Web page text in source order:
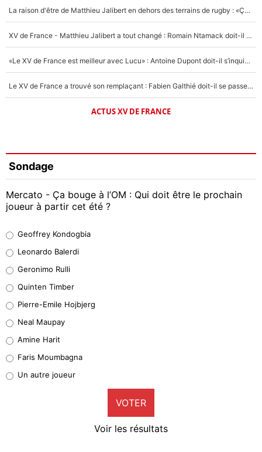
La raison d'être de Matthieu Jalibert en dehors des terrains de rugby : «Ça m'atteint autant que si tu touches à un membre de ma famille»
XV de France - Matthieu Jalibert a tout changé : Romain Ntamack doit-il s’inquiéter pour sa place à un an de la Coupe du monde ?
«Le XV de France est meilleur avec Lucu» : Antoine Dupont doit-il s’inquiéter pour sa place ?
Le XV de France a trouvé son remplaçant : Fabien Galthié doit-il se passer d'Antoine Dupont ?
ACTUS XV DE FRANCE
Sondage
Mercato - Ça bouge à l’OM : Qui doit être le prochain
joueur à partir cet été ?
38%
32%
5%
1%
9%
Geoffrey Kondogbia
Leonardo Balerdi
Geronimo Rulli
Quinten Timber
Pierre-Emile Hojbjerg
Neal Maupay
Amine Harit
Faris Moumbagna
Un autre joueur
VOTER
Voir les résultats